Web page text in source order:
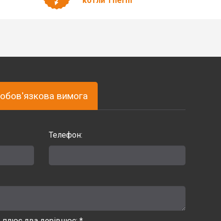
вимога
Телефон: